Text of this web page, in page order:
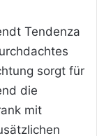
Tendenza
sorgt für
die
mit